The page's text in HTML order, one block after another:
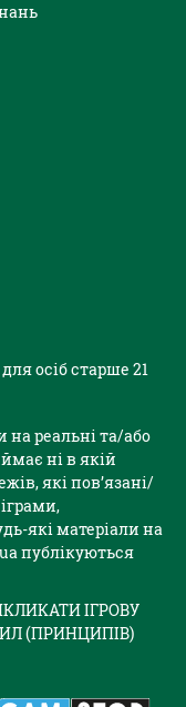
осіб старше 21
на реальні та/або
ні в якій
які пов’язані/
які матеріали на
публікуються
ІГРОВУ
(ПРИНЦИПІВ)